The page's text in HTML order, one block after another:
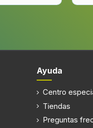
del horno
Ayuda
Centro
Tiendas
Preguntas